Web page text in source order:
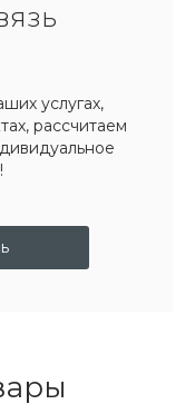
услугах,
рассчитаем